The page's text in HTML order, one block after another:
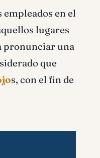
en el
lugares
pronunciar una
que
s, con el fin de